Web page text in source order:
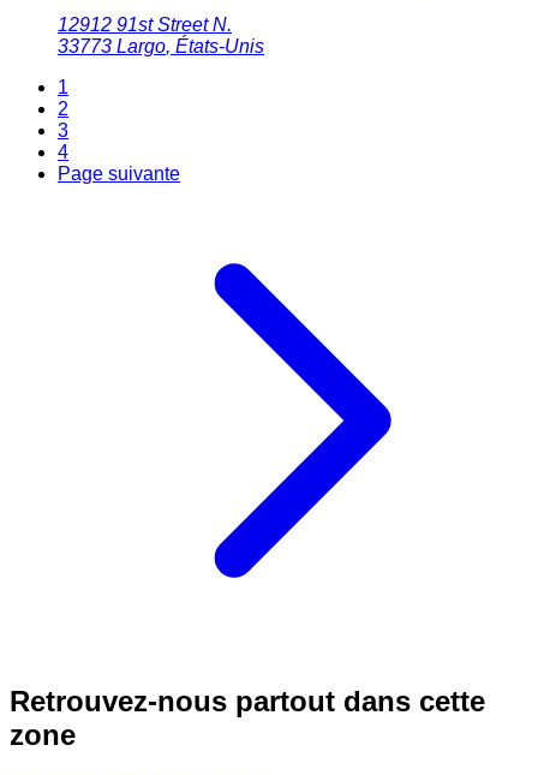
12912 91st Street N.
33773 Largo, États-Unis
1
2
3
4
Page suivante
Retrouvez-nous partout dans cette
zone